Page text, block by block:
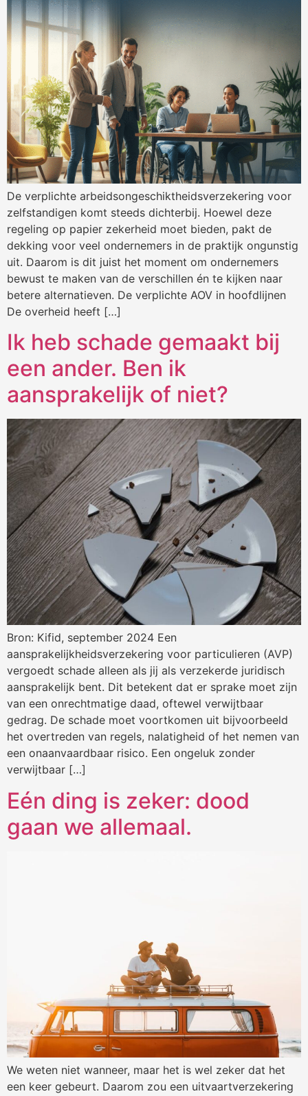
De verplichte arbeidsongeschiktheidsverzekering voor
zelfstandigen komt steeds dichterbij. Hoewel deze
regeling op papier zekerheid moet bieden, pakt de
dekking voor veel ondernemers in de praktijk ongunstig
uit. Daarom is dit juist het moment om ondernemers
bewust te maken van de verschillen én te kijken naar
betere alternatieven. De verplichte AOV in hoofdlijnen
De overheid heeft […]
Ik heb schade gemaakt bij
een ander. Ben ik
aansprakelijk of niet?
Bron: Kifid, september 2024 Een
aansprakelijkheidsverzekering voor particulieren (AVP)
vergoedt schade alleen als jij als verzekerde juridisch
aansprakelijk bent. Dit betekent dat er sprake moet zijn
van een onrechtmatige daad, oftewel verwijtbaar
gedrag. De schade moet voortkomen uit bijvoorbeeld
het overtreden van regels, nalatigheid of het nemen van
een onaanvaardbaar risico. Een ongeluk zonder
verwijtbaar […]
Eén ding is zeker: dood
gaan we allemaal.
We weten niet wanneer, maar het is wel zeker dat het
een keer gebeurt. Daarom zou een uitvaartverzekering